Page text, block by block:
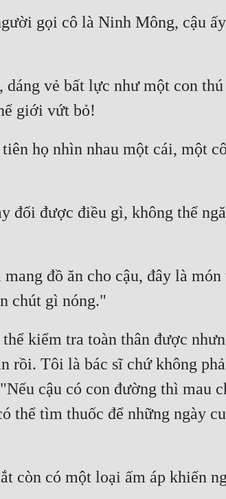
gọi cô là Ninh Mông, cậu
vẻ bất lực như một con
giới vứt bỏ!
họ nhìn nhau một cái, một
đổi được điều gì, không thể
đồ ăn cho cậu, đây là
chút gì nóng."
kiểm tra toàn thân được
rồi. Tôi là bác sĩ chứ không
cậu có con đường thì mau
thể tìm thuốc để những ngày
còn có một loại ấm áp khiến